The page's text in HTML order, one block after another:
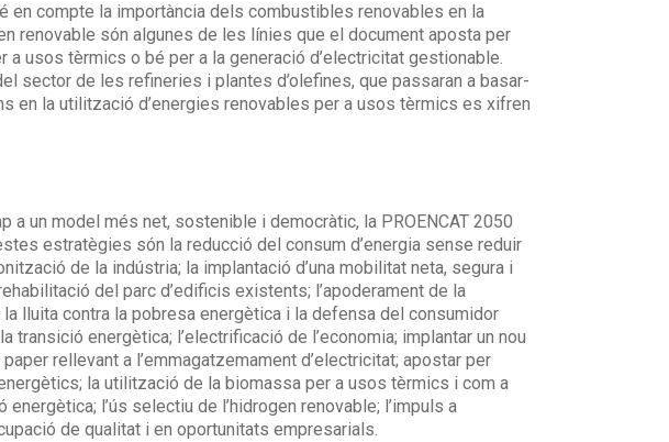
en compte la importància dels combustibles renovables en la
renovable són algunes de les línies que el document aposta per
usos tèrmics o bé per a la generació d’electricitat gestionable.
sector de les refineries i plantes d’olefines, que passaran a basar-
la utilització d’energies renovables per a usos tèrmics es xifren
un model més net, sostenible i democràtic, la PROENCAT 2050
estratègies són la reducció del consum d’energia sense reduir
de la indústria; la implantació d’una mobilitat neta, segura i
del parc d’edificis existents; l’apoderament de la
lluita contra la pobresa energètica i la defensa del consumidor
energètica; l’electrificació de l’economia; implantar un nou
rellevant a l’emmagatzemament d’electricitat; apostar per
la utilització de la biomassa per a usos tèrmics i com a
l’ús selectiu de l’hidrogen renovable; l’impuls a
de qualitat i en oportunitats empresarials.